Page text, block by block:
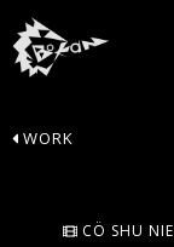
WORK
CÖ SHU